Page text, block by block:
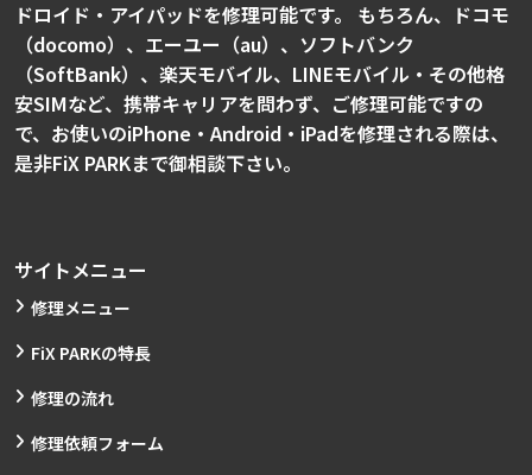
ドロイド・アイパッドを修理可能です。 もちろん、ドコモ
（docomo）、エーユー（au）、ソフトバンク
（SoftBank）、楽天モバイル、LINEモバイル・その他格
安SIMなど、携帯キャリアを問わず、ご修理可能ですの
で、お使いのiPhone・Android・iPadを修理される際は、
是非FiX PARKまで御相談下さい。
サイトメニュー
修理メニュー
FiX PARKの特長
修理の流れ
修理依頼フォーム